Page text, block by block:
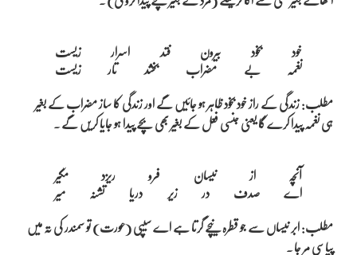
خود بخود بیرون فتد اسرار زیست
نغمہ بے مضراب بخشد تار زیست
مطلب: زندگی کے راز خود بخود ظاہر ہو جائیں گے اور زندگی کا ساز مضراب کے بغیر
ہی نغمہ پیدا کرے گا یعنی جنسی فعل کے بغیر بھی بچے پیدا ہو جایا کریں گے ۔
آنچہ از نیسان فرو ریزد مگیر
مطلب: ابر نیساں سے جو قطرہ نیچے گرتا ہے اے سیپی (عورت) تو سمندر کی تہ میں
پیاسی مر جا ۔